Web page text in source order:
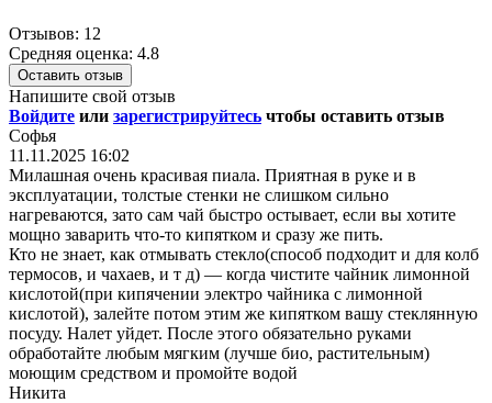
Отзывов: 12
Средняя оценка: 4.8
Оставить отзыв
Напишите свой отзыв
Войдите или зарегистрируйтесь чтобы оставить отзыв
Софья
11.11.2025 16:02
Милашная очень красивая пиала. Приятная в руке и в
эксплуатации, толстые стенки не слишком сильно
нагреваются, зато сам чай быстро остывает, если вы хотите
мощно заварить что-то кипятком и сразу же пить.
Кто не знает, как отмывать стекло(способ подходит и для колб
термосов, и чахаев, и т д) — когда чистите чайник лимонной
кислотой(при кипячении электро чайника с лимонной
кислотой), залейте потом этим же кипятком вашу стеклянную
посуду. Налет уйдет. После этого обязательно руками
обработайте любым мягким (лучше био, растительным)
моющим средством и промойте водой
Никита